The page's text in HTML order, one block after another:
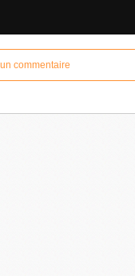
commentaire